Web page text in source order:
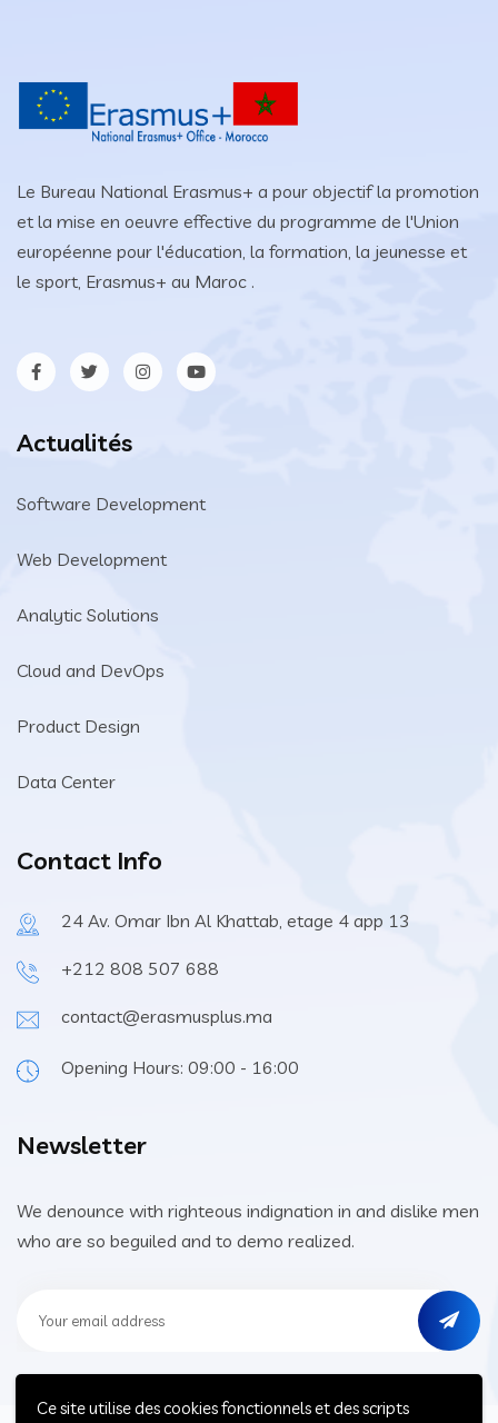
Ce site utilise des cookies fonctionnels et des scripts
Le Bureau National Erasmus+ a pour objectif la promotion
et la mise en oeuvre effective du programme de l'Union
européenne pour l'éducation, la formation, la jeunesse et
le sport, Erasmus+ au Maroc .
Actualités
Software Development
Web Development
Analytic Solutions
Cloud and DevOps
Product Design
Data Center
Contact Info
24 Av. Omar Ibn Al Khattab, etage 4 app 13
+212 808 507 688
contact@erasmusplus.ma
Opening Hours: 09:00 - 16:00
Newsletter
We denounce with righteous indignation in and dislike men
who are so beguiled and to demo realized.